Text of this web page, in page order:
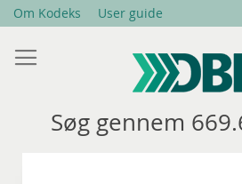
Skip
Content
Om Kodeks User guide
Søg gennem